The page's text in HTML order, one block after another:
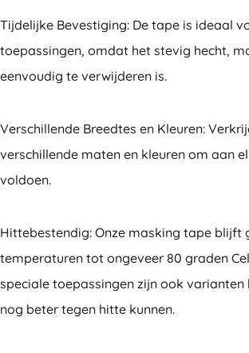
Tijdelijke Bevestiging: De tape is ideaal
toepassingen, omdat het stevig hecht,
eenvoudig te verwijderen is.
Verschillende Breedtes en Kleuren:
verschillende maten en kleuren om aan
voldoen.
Hittebestendig: Onze masking tape blijft
temperaturen tot ongeveer 80 graden
speciale toepassingen zijn ook
nog beter tegen hitte kunnen.